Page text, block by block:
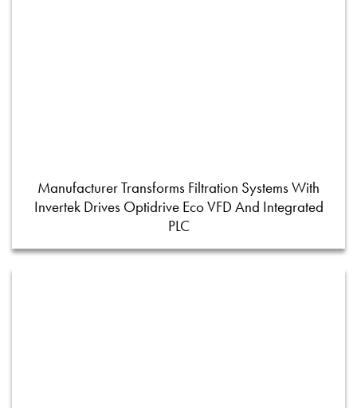
Manufacturer Transforms Filtration Systems With
Invertek Drives Optidrive Eco VFD And Integrated
PLC